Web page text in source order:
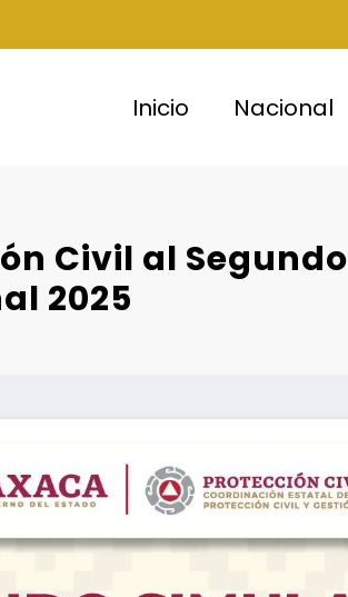
Inicio Nacional
Civil al Segundo
2025